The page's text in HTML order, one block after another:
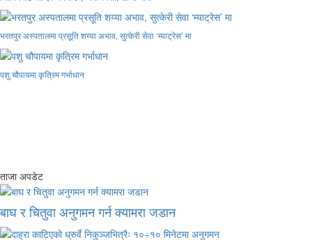
भरतपुर अस्पतालमा प्रसूति शय्या अभाव, सुत्केरी सेवा ‘म्याट्रेस’ मा
पशु चौपायमा कृत्रिम गर्भाधान
ताजा अपडेट
बाघ र चितुवा अनुगमन गर्न क्यामरा जडान